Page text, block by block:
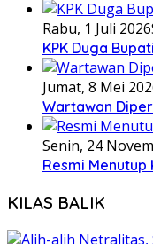
Rabu, 1 Juli 2026
KPK Duga
Jumat, 8 Mei
Wartawan
Senin, 24
Resmi
KILAS BALIK